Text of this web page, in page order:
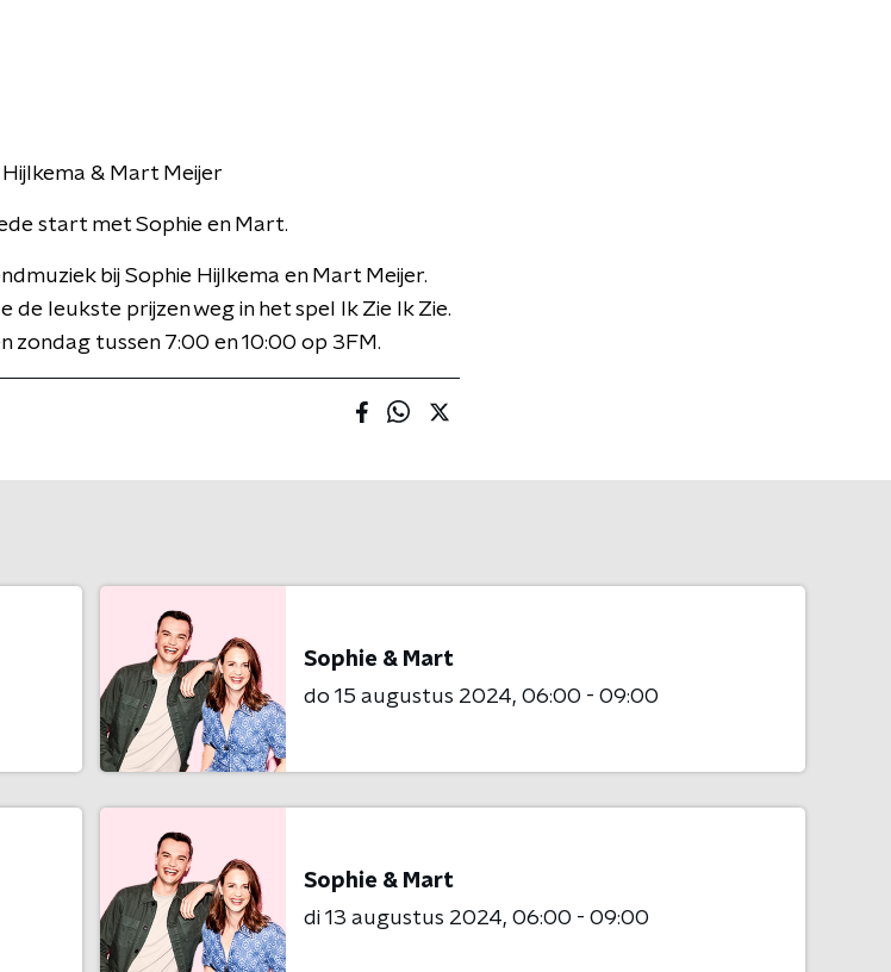
& Mart Meijer
start met Sophie en Mart.
bij Sophie Hijlkema en Mart Meijer.
de leukste prijzen weg in het spel Ik Zie Ik Zie.
zondag tussen 7:00 en 10:00 op 3FM.
Sophie & Mart
do 15 augustus 2024 06:00 - 09:00
Sophie & Mart
di 13 augustus 2024 06:00 - 09:00